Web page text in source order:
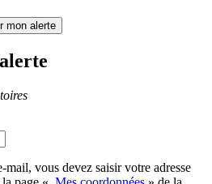
mon alerte
vous devez saisir votre adresse